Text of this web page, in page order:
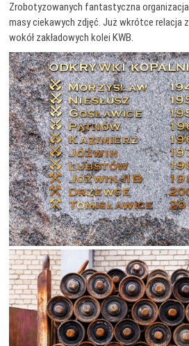
Zrobotyzowanych fantastyczna
masy ciekawych zdjęć. Już wkrótce relacja
wokół zakładowych kolei KWB.